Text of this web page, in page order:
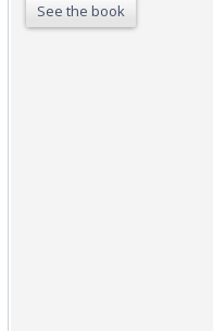
See the book